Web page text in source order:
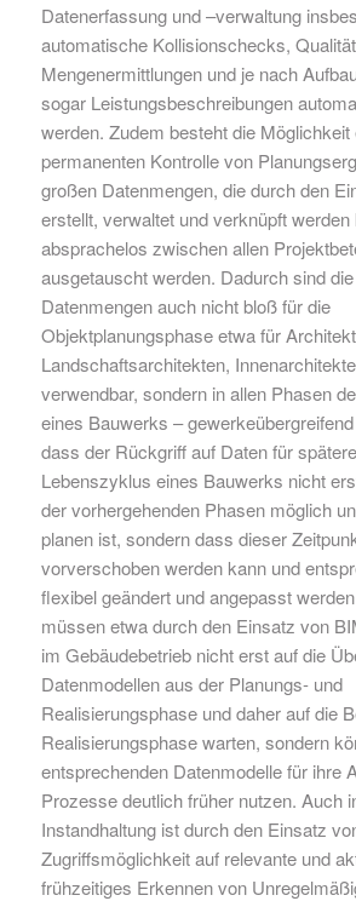
Datenerfassung und –verwaltung
automatische Kollisionschecks,
Mengenermittlungen und je nach
sogar Leistungsbeschreibungen
werden. Zudem besteht die Möglichkeit
permanenten Kontrolle von
großen Datenmengen, die durch den
erstellt, verwaltet und verknüpft
absprachelos zwischen allen
ausgetauscht werden. Dadurch sind
Datenmengen auch nicht bloß für die
Objektplanungsphase etwa für
Landschaftsarchitekten,
verwendbar, sondern in allen Phasen
eines Bauwerks –
dass der Rückgriff auf Daten für
Lebenszyklus eines Bauwerks nicht
der vorhergehenden Phasen möglich
planen ist, sondern dass dieser
vorverschoben werden kann und
flexibel geändert und angepasst
müssen etwa durch den Einsatz von
im Gebäudebetrieb nicht erst auf die
Datenmodellen aus der Planungs- und
Realisierungsphase und daher auf die
Realisierungsphase warten, sondern
entsprechenden Datenmodelle für ihre
Prozesse deutlich früher nutzen. Auch
Instandhaltung ist durch den Einsatz
Zugriffsmöglichkeit auf relevante und
frühzeitiges Erkennen von